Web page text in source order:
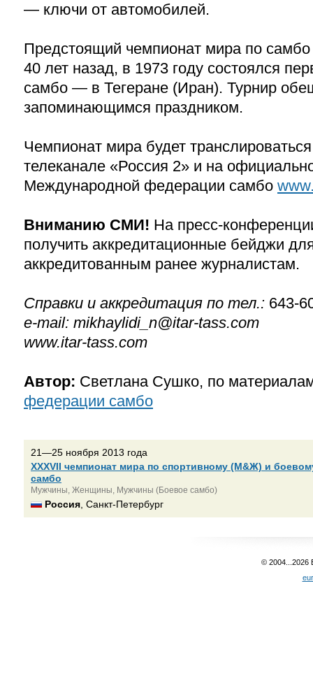
— ключи от автомобилей.
Предстоящий чемпионат мира по
40 лет назад, в 1973 году состоялся
самбо — в Тегеране (Иран). Турнир
запоминающимся праздником.
Чемпионат мира будет
телеканале «Россия 2» и на
Международной федерации самбо
Вниманию СМИ! На пресс-
получить аккредитационные бейджи
аккредитованным ранее журналистам.
Справки и аккредитация по тел.: 643-
e-mail: mikhaylidi_n@itar-tass.com
www.itar-tass.com
Автор: Светлана Сушко, по
федерации самбо
21—25 ноября 2013 года
XXXVII чемпионат мира по спортивному (М&Ж) и
самбо
Мужчины, Женщины, Мужчины (Боевое самбо)
Россия , Санкт-Петербург
© 2004...2026